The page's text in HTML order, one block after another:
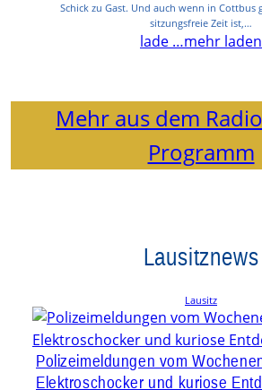
Schick zu Gast. Und auch wenn in Cottbus
sitzungsfreie Zeit ist,…
lade …mehr laden
Mehr aus dem
Programm
Lausitznews
Lausitz
Polizeimeldungen vom
Elektroschocker und kuriose